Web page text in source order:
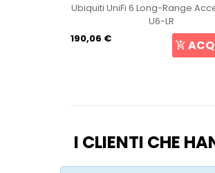
Ubiquiti UniFi 6 Long-Range
U6-LR
190,06 €
I CLIENTI CHE